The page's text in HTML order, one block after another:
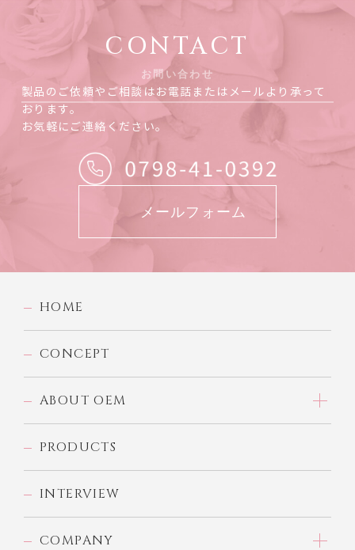
CONTACT
お問い合わせ
製品のご依頼やご相談はお電話またはメールより承って
おります。
お気軽にご連絡ください。
メールフォーム
HOME
CONCEPT
ABOUT OEM
PRODUCTS
INTERVIEW
COMPANY